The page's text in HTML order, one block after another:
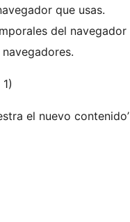
que usas.
del navegador
el nuevo contenido’